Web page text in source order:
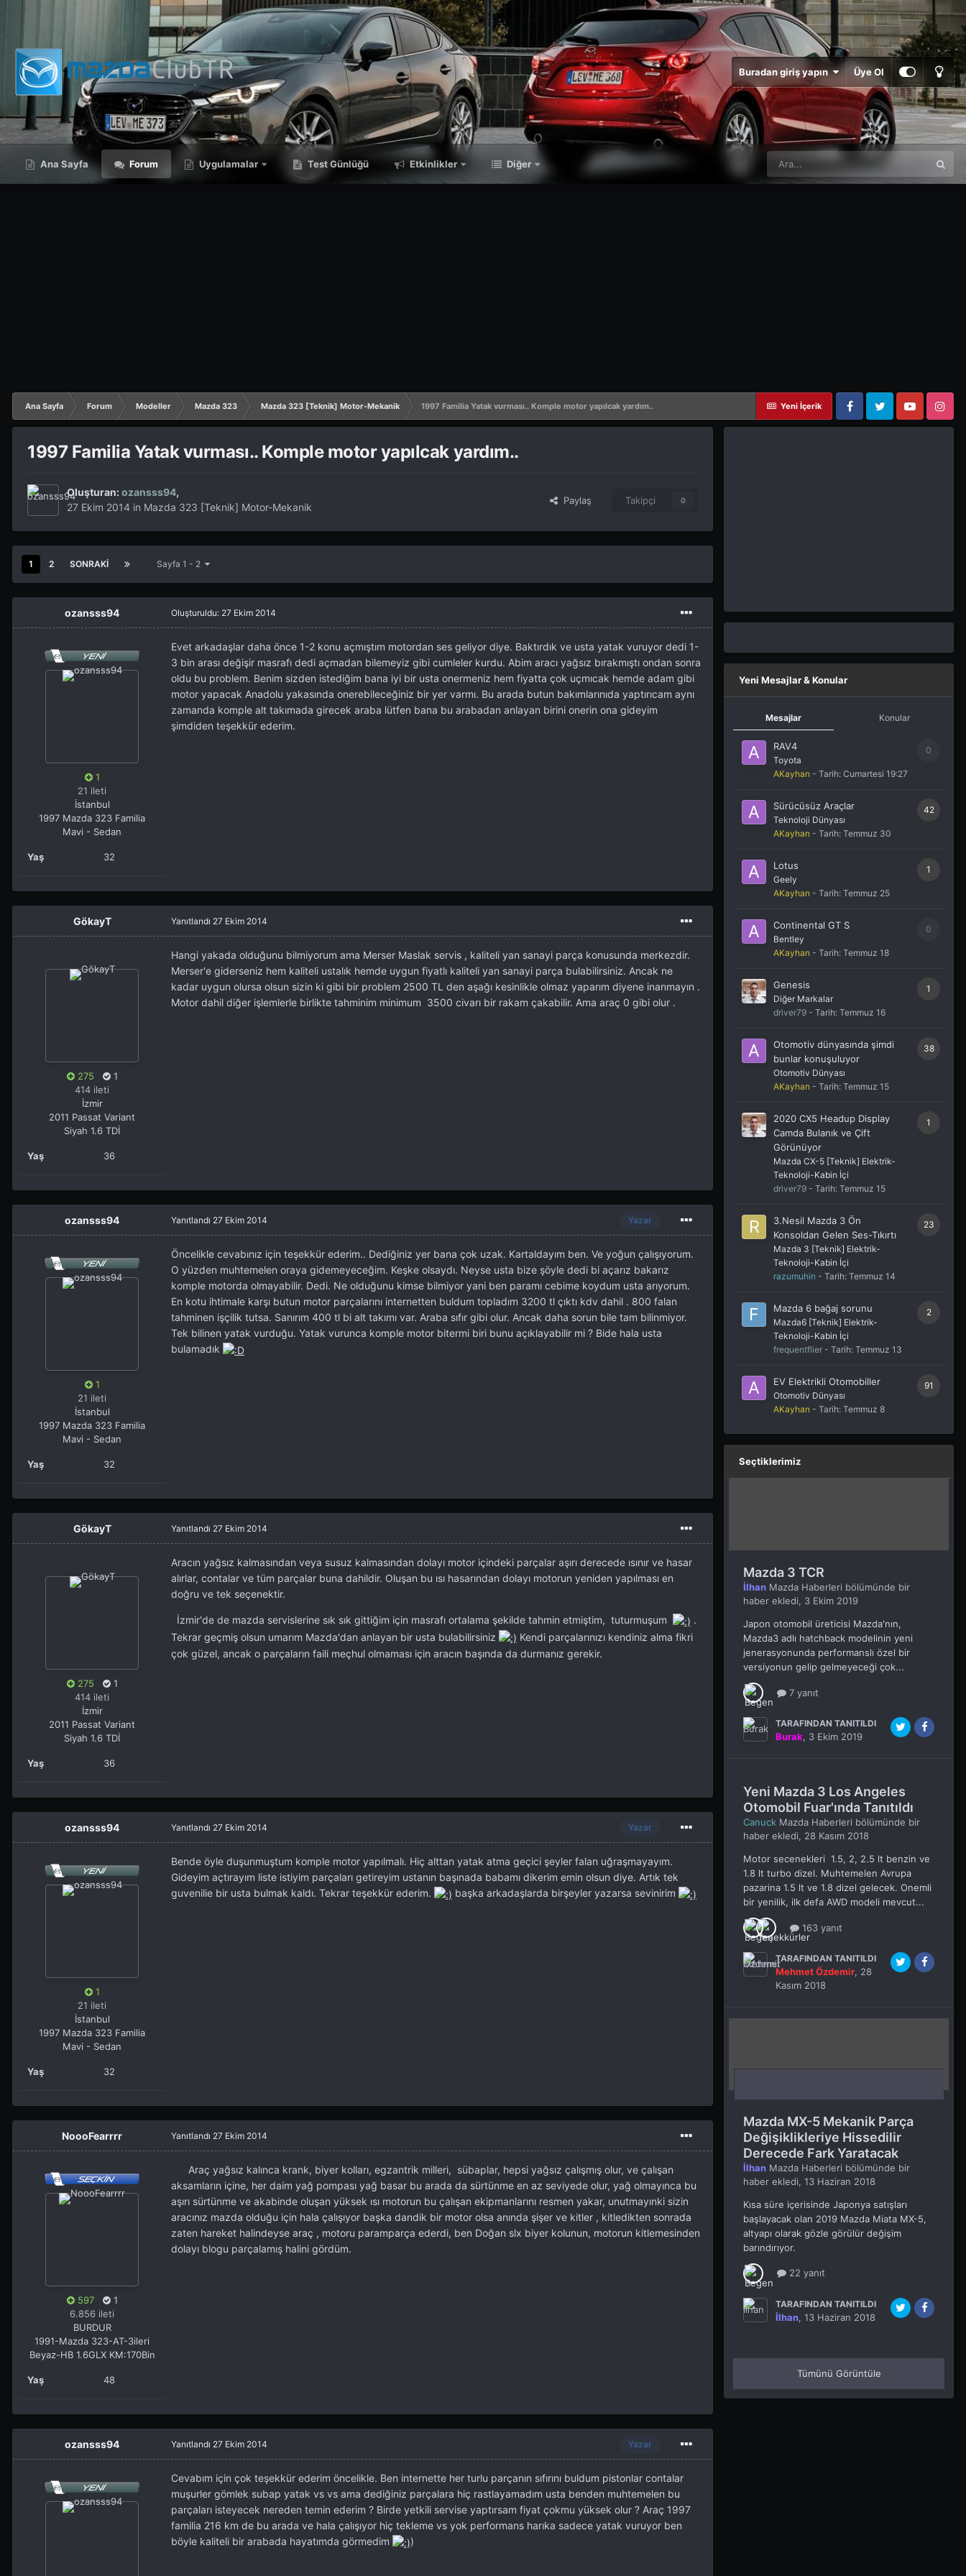
Buradan giriş yapın Üye Ol
Ana Sayfa Forum Uygulamalar Test Günlüğü Etkinlikler Diğer
Yeni İçerik
Ana Sayfa Forum Modeller Mazda 323 Mazda 323 [Teknik] Motor-Mekanik
1997 Familia Yatak vurması.. Komple motor yapılcak yardım..
FacebookTwitter YouTube Instagram
1997 Familia Yatak vurması.. Komple motor yapılcak yardım..
Oluşturan:ozansss94,
27 Ekim 2014 in Mazda 323 [Teknik] Motor-Mekanik
Paylaş Takipçi 0
1 2 SONRAKI Sayfa 1 - 2
ozansss94
1
21 ileti
İstanbul
1997 Mazda 323 Familia
Mavi - Sedan
Yaş 32
Oluşturuldu: 27 Ekim 2014
Evet arkadaşlar daha önce 1-2 konu açmıştım motordan ses geliyor diye. Baktırdık ve usta yatak vuruyor dedi 1-
3 bin arası değişir masrafı dedi açmadan bilemeyiz gibi cumleler kurdu. Abim aracı yağsız bırakmıştı ondan sonra
oldu bu problem. Benim sizden istediğim bana iyi bir usta onermeniz hem fiyatta çok uçmıcak hemde adam gibi
motor yapacak Anadolu yakasında onerebileceğiniz bir yer varmı. Bu arada butun bakımlarınıda yaptırıcam aynı
zamanda komple alt takımada girecek araba lütfen bana bu arabadan anlayan birini onerin ona gideyim
şimdiden teşekkür ederim.
GökayT
275
1
414 ileti
İzmir
2011 Passat Variant
Siyah 1.6 TDİ
Yaş 36
Yanıtlandı 27 Ekim 2014
Hangi yakada olduğunu bilmiyorum ama Merser Maslak servis , kaliteli yan sanayi parça konusunda merkezdir.
Merser'e giderseniz hem kaliteli ustalık hemde uygun fiyatlı kaliteli yan sanayi parça bulabilirsiniz. Ancak ne
kadar uygun olursa olsun sizin ki gibi bir problem 2500 TL den aşağı kesinlikle olmaz yaparım diyene inanmayın .
Motor dahil diğer işlemlerle birlikte tahminim minimum 3500 civarı bir rakam çakabilir. Ama araç 0 gibi olur .
ozansss94
1
21 ileti
İstanbul
1997 Mazda 323 Familia
Mavi - Sedan
Yaş 32
Yazar
Yanıtlandı 27 Ekim 2014
Öncelikle cevabınız için teşekkür ederim.. Dediğiniz yer bana çok uzak. Kartaldayım ben. Ve yoğun çalışıyorum.
O yüzden muhtemelen oraya gidemeyeceğim. Keşke olsaydı. Neyse usta bize şöyle dedi bi açarız bakarız
komple motorda olmayabilir. Dedi. Ne olduğunu kimse bilmiyor yani ben paramı cebime koydum usta arıyorum.
En kotu ihtimale karşı butun motor parçalarını internetten buldum topladım 3200 tl çıktı kdv dahil . 800 falan
tahminen işçilik tutsa. Sanırım 400 tl bi alt takımı var. Araba sıfır gibi olur. Ancak daha sorun bile tam bilinmiyor.
Tek bilinen yatak vurduğu. Yatak vurunca komple motor bitermi biri bunu açıklayabilir mi ? Bide hala usta
bulamadık
GökayT
275
1
414 ileti
İzmir
2011 Passat Variant
Siyah 1.6 TDİ
Yaş 36
Yanıtlandı 27 Ekim 2014
Aracın yağsız kalmasından veya susuz kalmasından dolayı motor içindeki parçalar aşırı derecede ısınır ve hasar
alırlar, contalar ve tüm parçalar buna dahildir. Oluşan bu ısı hasarından dolayı motorun yeniden yapılması en
doğru ve tek seçenektir.
İzmir'de de mazda servislerine sık sık gittiğim için masrafı ortalama şekilde tahmin etmiştim, tuturmuşum
.
Tekrar geçmiş olsun umarım Mazda'dan anlayan bir usta bulabilirsiniz
Kendi parçalarınızı kendiniz alma fikri
çok güzel, ancak o parçaların faili meçhul olmaması için aracın başında da durmanız gerekir.
ozansss94
1
21 ileti
İstanbul
1997 Mazda 323 Familia
Mavi - Sedan
Yaş 32
Yazar
Yanıtlandı 27 Ekim 2014
Bende öyle duşunmuştum komple motor yapılmalı. Hiç alttan yatak atma geçici şeyler falan uğraşmayayım.
Gideyim açtırayım liste istiyim parçaları getireyim ustanın başınada babamı dikerim emin olsun diye. Artık tek
guvenilie bir usta bulmak kaldı. Tekrar teşekkür ederim.
başka arkadaşlarda birşeyler yazarsa sevinirim
NoooFearrrr
597
1
6.856 ileti
BURDUR
1991-Mazda 323-AT-3ileri
Beyaz-HB 1.6GLX KM:170Bin
Yaş 48
Yanıtlandı 27 Ekim 2014
Araç yağsız kalınca krank, biyer kolları, egzantrik milleri, sübaplar, hepsi yağsız çalışmış olur, ve çalışan
aksamların içine, her daim yağ pompası yağ basar bu arada da sürtünme en az seviyede olur, yağ olmayınca bu
aşırı sürtünme ve akabinde oluşan yüksek ısı motorun bu çalışan ekipmanlarını resmen yakar, unutmayınki sizin
aracınız mazda olduğu için hala çalışıyor başka dandik bir motor olsa anında şişer ve kitler , kitledikten sonrada
zaten hareket halindeyse araç , motoru paramparça ederdi, ben Doğan slx biyer kolunun, motorun kitlemesinden
dolayı blogu parçalamış halini gördüm.
ozansss94 Yazar
Yanıtlandı 27 Ekim 2014
Cevabım için çok teşekkür ederim öncelikle. Ben internette her turlu parçanın sıfırını buldum pistonlar contalar
muşurler gömlek subap yatak vs vs ama dediğiniz parçalara hiç rastlayamadım usta benden muhtemelen bu
parçaları isteyecek nereden temin ederim ? Birde yetkili servise yaptırsam fiyat çokmu yüksek olur ? Araç 1997
familia 216 km de bu arada ve hala çalışıyor hiç tekleme vs yok performans harıka sadece yatak vuruyor ben
böyle kaliteli bir arabada hayatımda görmedim
)
Yeni Mesajlar & Konular
Mesajlar Konular
0
RAV4
Toyota
AKayhan - Tarih: Cumartesi 19:27
42
Sürücüsüz Araçlar
Teknoloji Dünyası
AKayhan - Tarih: Temmuz 30
1
Lotus
Geely
AKayhan - Tarih: Temmuz 25
0
Continental GT S
Bentley
AKayhan - Tarih: Temmuz 18
1
Genesis
Diğer Markalar
driver79 - Tarih: Temmuz 16
38
Otomotiv dünyasında şimdi
bunlar konuşuluyor
Otomotiv Dünyası
AKayhan - Tarih: Temmuz 15
1
2020 CX5 Headup Display
Camda Bulanık ve Çift
Görünüyor
Mazda CX-5 [Teknik] Elektrik-
Teknoloji-Kabin İçi
driver79 - Tarih: Temmuz 15
23
3.Nesil Mazda 3 Ön
Konsoldan Gelen Ses-Tıkırtı
Mazda 3 [Teknik] Elektrik-
Teknoloji-Kabin İçi
razumuhin - Tarih: Temmuz 14
2
Mazda 6 bağaj sorunu
Mazda6 [Teknik] Elektrik-
Teknoloji-Kabin İçi
frequentflier - Tarih: Temmuz 13
91
EV Elektrikli Otomobiller
Otomotiv Dünyası
AKayhan - Tarih: Temmuz 8
Seçtiklerimiz
Mazda 3 TCR
İlhan Mazda Haberleri bölümünde bir
haber ekledi, 3 Ekim 2019
Japon otomobil üreticisi Mazda'nın,
Mazda3 adlı hatchback modelinin yeni
jenerasyonunda performanslı özel bir
versiyonun gelip gelmeyeceği çok...
7 yanıt
TARAFINDAN TANITILDI
Burak, 3 Ekim 2019
Yeni Mazda 3 Los Angeles
Otomobil Fuar'ında Tanıtıldı
Canuck Mazda Haberleri bölümünde bir
haber ekledi, 28 Kasım 2018
Motor secenekleri 1.5, 2, 2.5 lt benzin ve
1.8 lt turbo dizel. Muhtemelen Avrupa
pazarina 1.5 lt ve 1.8 dizel gelecek. Onemli
bir yenilik, ilk defa AWD modeli mevcut...
163 yanıt
TARAFINDAN TANITILDI
Mehmet Özdemir, 28
Kasım 2018
Mazda MX-5 Mekanik Parça
Değişiklikleriye Hissedilir
Derecede Fark Yaratacak
İlhan Mazda Haberleri bölümünde bir
haber ekledi, 13 Haziran 2018
Kısa süre içerisinde Japonya satışları
başlayacak olan 2019 Mazda Miata MX-5,
altyapı olarak gözle görülür değişim
barındırıyor.
22 yanıt
TARAFINDAN TANITILDI
İlhan, 13 Haziran 2018
Tümünü Görüntüle